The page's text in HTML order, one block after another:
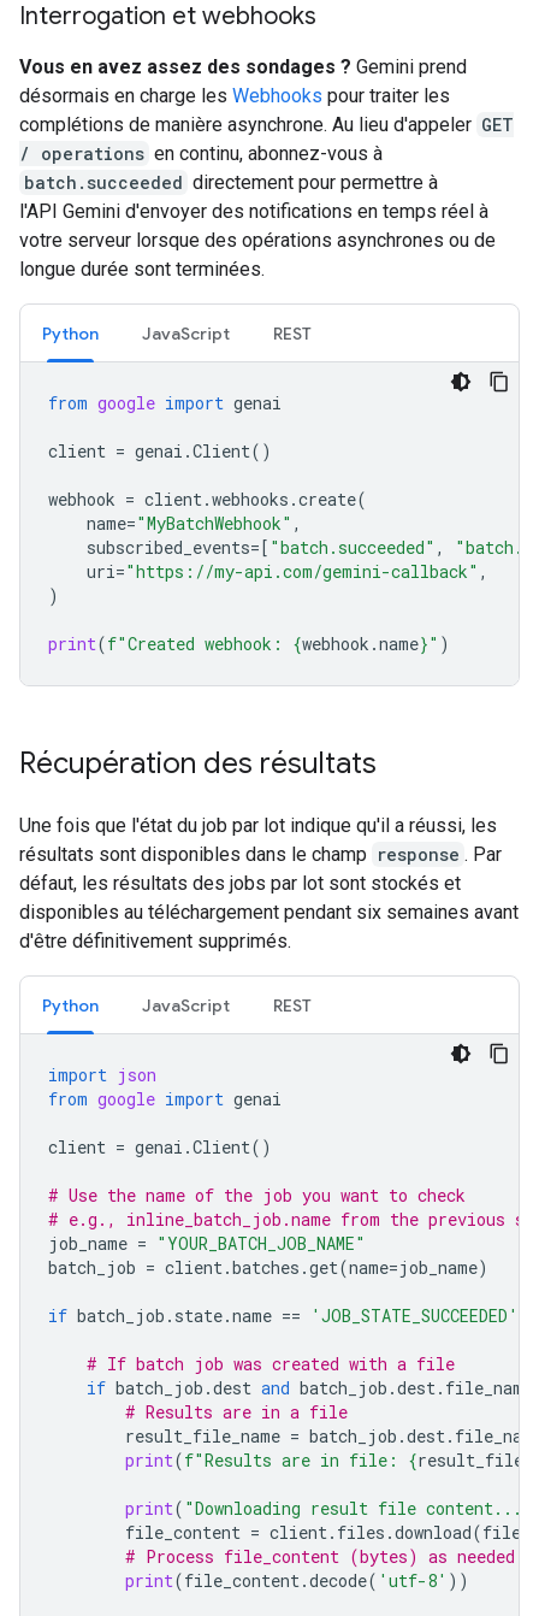
Interrogation et webhooks
Vous en avez assez des sondages ? Gemini prend
désormais en charge les Webhooks pour traiter les
complétions de manière asynchrone. Au lieu d'appeler GET
/ operations en continu, abonnez-vous à
batch.succeeded directement pour permettre à
l'API Gemini d'envoyer des notifications en temps réel à
votre serveur lorsque des opérations asynchrones ou de
longue durée sont terminées.
Python JavaScript REST
from google import genai
client = genai .Client()
webhook = client.webhooks .create(
name="MyBatchWebhook" ,
subscribed_events=[ "batch.succeeded" ,
uri="https://my-api.com/gemini-callback" ,
)
print(f"Created webhook: {webhook .name}" )
Récupération des résultats
Une fois que l'état du job par lot indique qu'il a réussi, les
résultats sont disponibles dans le champ response . Par
défaut, les résultats des jobs par lot sont stockés et
disponibles au téléchargement pendant six semaines avant
d'être définitivement supprimés.
Python JavaScript REST
import json
from google import genai
client = genai .Client()
# Use the name of the job you want to check
# e.g., inline_batch_job.name from the previous
job_name = "YOUR_BATCH_JOB_NAME"
batch_job = client.batches .get(name=job_name)
if batch_job . state.name == 'JOB_STATE_SUCCEEDED'
# If batch job was created with a file
if batch_job .dest and batch_job .dest. file_name
# Results are in a file
result_file_name = batch_job .dest.
print(f"Results are in file: {
print( "Downloading result file content..."
file_content = client. files .download(file
# Process file_content (bytes) as needed
print(file_content.decode( 'utf-8' ))